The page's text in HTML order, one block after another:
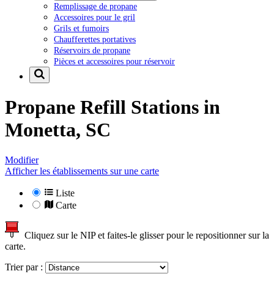
Remplissage de propane
Accessoires pour le gril
Grils et fumoirs
Chaufferettes portatives
Réservoirs de propane
Pièces et accessoires pour réservoir
Propane Refill Stations in
Monetta, SC
Modifier
Afficher les établissements sur une carte
Liste
Carte
Cliquez sur le NIP et faites-le glisser pour le repositionner sur la
carte.
Trier par :